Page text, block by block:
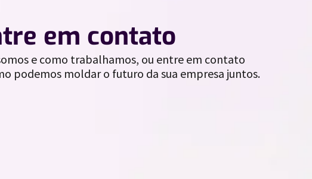
em contato
e como trabalhamos, ou entre em contato
podemos moldar o futuro da sua empresa juntos.